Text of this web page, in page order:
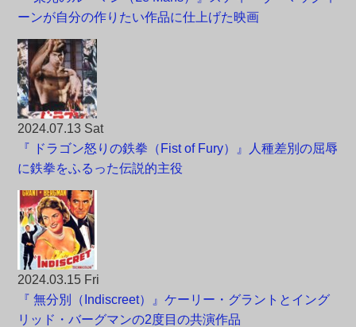
ーンが自分の作りたい作品に仕上げた映画
2024.07.13 Sat
『 ドラゴン怒りの鉄拳（Fist of Fury）』人種差別の屈辱
に鉄拳をふるった伝説的主役
2024.03.15 Fri
『 無分別（Indiscreet）』ケーリー・グラントとイング
リッド・バーグマンの2度目の共演作品